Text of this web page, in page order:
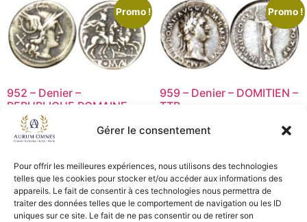
Gérer le consentement
Pour offrir les meilleures expériences, nous utilisons des technologies
telles que les cookies pour stocker et/ou accéder aux informations des
appareils. Le fait de consentir à ces technologies nous permettra de
traiter des données telles que le comportement de navigation ou les ID
uniques sur ce site. Le fait de ne pas consentir ou de retirer son
Promo !
952 – Denier –
REPUBLIQUE ROMAINE –
TB+
125,00€ 100,00
Ajouter au panier
Promo !
959 – Denier – DOMITIEN –
TTB
75,00 60,00